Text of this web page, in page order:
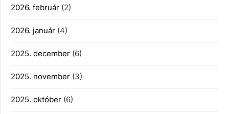
2026. február (2)
2026. január (4)
2025. december (6)
2025. november (3)
2025. október (6)